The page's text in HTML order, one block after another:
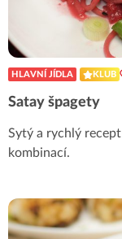
HLAVNÍ JÍDLA KLUB
Satay špagety
Sytý a rychlý
kombinací.